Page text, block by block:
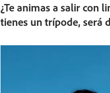
¿Te animas a salir con
tienes un trípode, será